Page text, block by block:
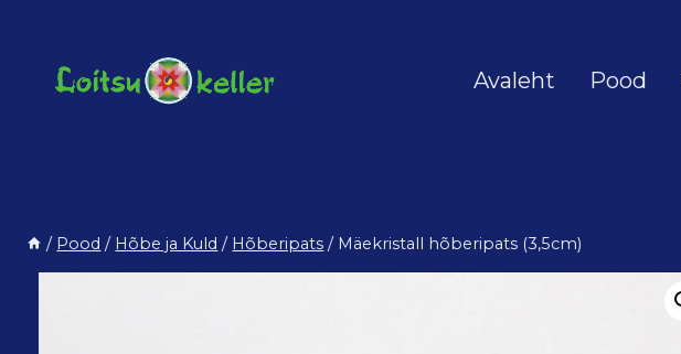
content
Avaleht Pood
/ Pood / Hõbe ja Kuld / Hõberipats / Mäekristall hõberipats (3,5cm)